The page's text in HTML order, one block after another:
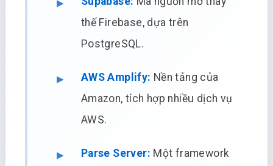
thế Firebase, dựa trên
PostgreSQL.
AWS Amplify: Nền tảng của
Amazon, tích hợp nhiều dịch vụ
AWS.
Parse Server: Một framework